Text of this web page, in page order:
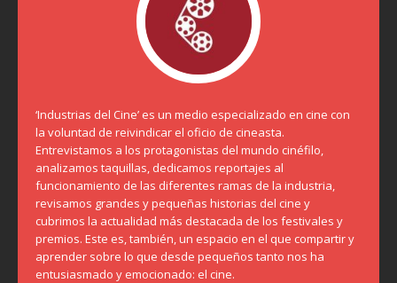
‘Industrias del Cine’ es un medio especializado en cine con
la voluntad de reivindicar el oficio de cineasta.
Entrevistamos a los protagonistas del mundo cinéfilo,
analizamos taquillas, dedicamos reportajes al
funcionamiento de las diferentes ramas de la industria,
revisamos grandes y pequeñas historias del cine y
cubrimos la actualidad más destacada de los festivales y
premios. Este es, también, un espacio en el que compartir y
aprender sobre lo que desde pequeños tanto nos ha
entusiasmado y emocionado: el cine.